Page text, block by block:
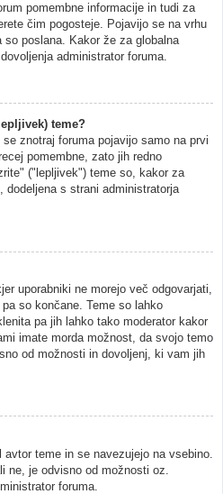
pomembne informacije in tudi za
čim pogosteje. Pojavijo se na vrhu
poslana. Kakor že za globalna
administrator foruma.
teme?
znotraj foruma pojavijo samo na prvi
pomembne, zato jih redno
("lepljivek") teme so, kakor za
dodeljena s strani administratorja
uporabniki ne morejo več odgovarjati,
so končane. Teme so lahko
pa jih lahko tako moderator kakor
imate morda možnost, da svojo temo
od možnosti in dovoljenj, ki vam jih
teme in se navezujejo na vsebino.
ne, je odvisno od možnosti oz.
foruma.